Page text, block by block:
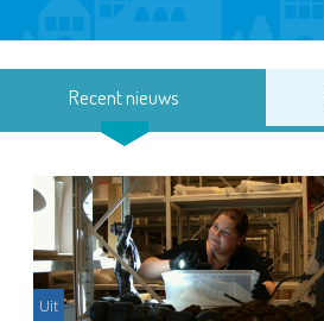
Recent nieuws
Uit